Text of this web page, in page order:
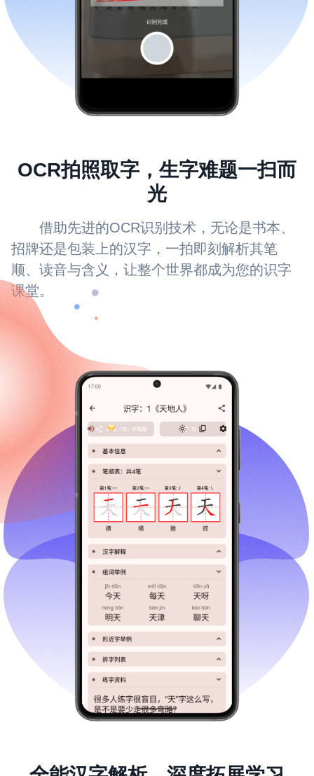
OCR拍照取字，生字难题一扫而
光
借助先进的OCR识别技术，无论是书本、
招牌还是包装上的汉字，一拍即刻解析其笔
顺、读音与含义，让整个世界都成为您的识字
课堂。